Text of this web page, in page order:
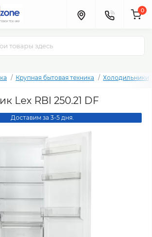
0
Крупная бытовая техника Холодильники
Lex RBI 250.21 DF
Доставим за 3-5 дня.